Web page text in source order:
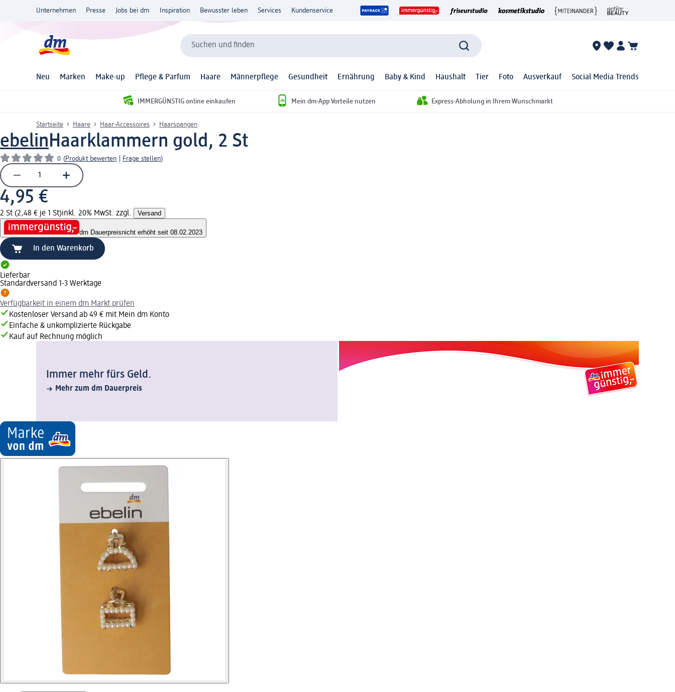
Unternehmen Presse Jobs bei dm Inspiration Bewusster leben Services Kundenservice
Suchen und finden
Neu Marken Make-up Pflege & Parfum Haare Männerpflege Gesundheit Ernährung Baby & Kind Haushalt Tier Foto Ausverkauf Social Media Trends
IMMERGÜNSTIG online einkaufen Mein dm-App Vorteile nutzen Express-Abholung in Ihrem Wunschmarkt
Startseite Haare Haar-Accessoires Haarspangen
ebelinHaarklammern gold, 2 St
0 (Produkt bewerten Frage stellen)
4,95 €
2 St (2,48 € je 1 St)inkl. 20% MwSt. zzgl. Versand
dm Dauerpreisnicht erhöht seit 08.02.2023
In den Warenkorb
Lieferbar
Standardversand 1-3 Werktage
Verfügbarkeit in einem dm Markt prüfen
Kostenloser Versand ab 49 € mit Mein dm Konto
Einfache & unkomplizierte Rückgabe
Kauf auf Rechnung möglich
Immer mehr fürs Geld.
Mehr zum dm Dauerpreis